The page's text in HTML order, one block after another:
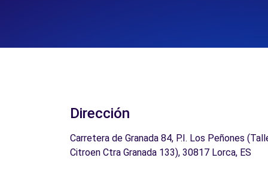
Dirección
Carretera de Granada 84, P.I. Los Peñones
Citroen Ctra Granada 133), 30817 Lorca, ES